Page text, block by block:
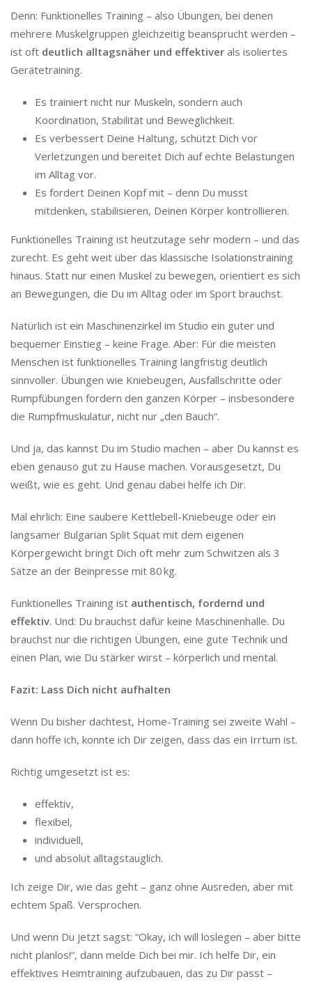
Denn: Funktionelles Training – also Übungen, bei denen
mehrere Muskelgruppen gleichzeitig beansprucht werden –
ist oft deutlich alltagsnäher und effektiver als isoliertes
Gerätetraining.
Es trainiert nicht nur Muskeln, sondern auch
Koordination, Stabilität und Beweglichkeit.
Es verbessert Deine Haltung, schützt Dich vor
Verletzungen und bereitet Dich auf echte Belastungen
im Alltag vor.
Es fordert Deinen Kopf mit – denn Du musst
mitdenken, stabilisieren, Deinen Körper kontrollieren.
Funktionelles Training ist heutzutage sehr modern – und das
zurecht. Es geht weit über das klassische Isolationstraining
hinaus. Statt nur einen Muskel zu bewegen, orientiert es sich
an Bewegungen, die Du im Alltag oder im Sport brauchst.
Natürlich ist ein Maschinenzirkel im Studio ein guter und
bequemer Einstieg – keine Frage. Aber: Für die meisten
Menschen ist funktionelles Training langfristig deutlich
sinnvoller. Übungen wie Kniebeugen, Ausfallschritte oder
Rumpfübungen fordern den ganzen Körper – insbesondere
die Rumpfmuskulatur, nicht nur „den Bauch“.
Und ja, das kannst Du im Studio machen – aber Du kannst es
eben genauso gut zu Hause machen. Vorausgesetzt, Du
weißt, wie es geht. Und genau dabei helfe ich Dir.
Mal ehrlich: Eine saubere Kettlebell-Kniebeuge oder ein
langsamer Bulgarian Split Squat mit dem eigenen
Körpergewicht bringt Dich oft mehr zum Schwitzen als 3
Sätze an der Beinpresse mit 80 kg.
Funktionelles Training ist authentisch, fordernd und
effektiv. Und: Du brauchst dafür keine Maschinenhalle. Du
brauchst nur die richtigen Übungen, eine gute Technik und
einen Plan, wie Du stärker wirst – körperlich und mental.
Fazit: Lass Dich nicht aufhalten
Wenn Du bisher dachtest, Home-Training sei zweite Wahl –
dann hoffe ich, konnte ich Dir zeigen, dass das ein Irrtum ist.
Richtig umgesetzt ist es:
effektiv,
flexibel,
individuell,
und absolut alltagstauglich.
Ich zeige Dir, wie das geht – ganz ohne Ausreden, aber mit
echtem Spaß. Versprochen.
Und wenn Du jetzt sagst: “Okay, ich will loslegen – aber bitte
nicht planlos!”, dann melde Dich bei mir. Ich helfe Dir, ein
effektives Heimtraining aufzubauen, das zu Dir passt –